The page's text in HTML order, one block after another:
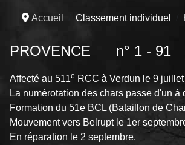
Accueil Classement individuel
PROVENCE n° 1 - 91
Affecté au 511e RCC à Verdun le 9
La numérotation des chars passe d'un à
Formation du 51e BCL (Bataillon de
Mouvement vers Belrupt le 1er
En réparation le 2 septembre.